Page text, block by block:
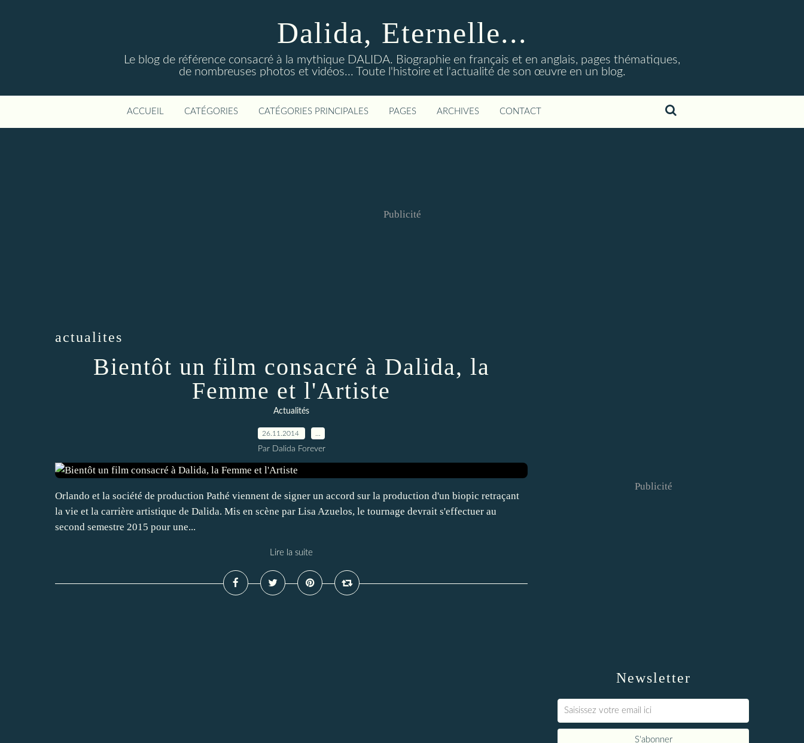
Dalida, Eternelle...
Le blog de référence consacré à la mythique DALIDA. Biographie en français et en anglais, pages thématiques,
de nombreuses photos et vidéos... Toute l'histoire et l'actualité de son œuvre en un blog.
ACCUEIL CATÉGORIES CATÉGORIES PRINCIPALES PAGES ARCHIVES CONTACT
Publicité
actualites
Bientôt un film consacré à Dalida, la
Femme et l'Artiste
Actualités
26.11.2014
Par Dalida Forever
Orlando et la société de production Pathé viennent de signer un accord sur la production d'un biopic retraçant
la vie et la carrière artistique de Dalida. Mis en scène par Lisa Azuelos, le tournage devrait s'effectuer au
second semestre 2015 pour une...
Lire la suite
Newsletter
Publicité